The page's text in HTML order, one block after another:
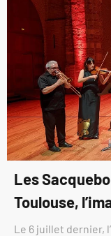
Les
Toulouse,
Le 6 juillet dernier,